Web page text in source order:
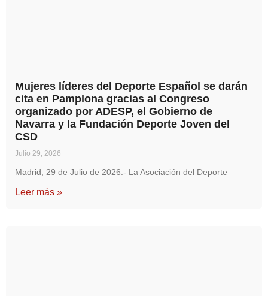
Mujeres líderes del Deporte Español se darán
cita en Pamplona gracias al Congreso
organizado por ADESP, el Gobierno de
Navarra y la Fundación Deporte Joven del
CSD
Julio 29, 2026
Madrid, 29 de Julio de 2026.- La Asociación del Deporte
Leer más »